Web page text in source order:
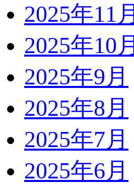
2025年11月
2025年10月
2025年9月
2025年8月
2025年7月
2025年6月